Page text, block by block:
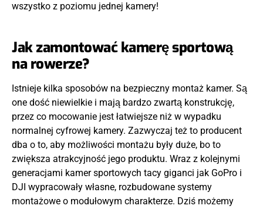
wszystko z poziomu jednej kamery!
Jak zamontować kamerę sportową
na rowerze?
Istnieje kilka sposobów na bezpieczny montaż kamer. Są
one dość niewielkie i mają bardzo zwartą konstrukcję,
przez co mocowanie jest łatwiejsze niż w wypadku
normalnej cyfrowej kamery. Zazwyczaj też to producent
dba o to, aby możliwości montażu były duże, bo to
zwiększa atrakcyjność jego produktu. Wraz z kolejnymi
generacjami kamer sportowych tacy giganci jak GoPro i
DJI wypracowały własne, rozbudowane systemy
montażowe o modułowym charakterze. Dziś możemy